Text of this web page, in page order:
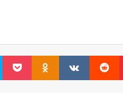
پینتریست Reddit
VKontakte
Odnoklassniki